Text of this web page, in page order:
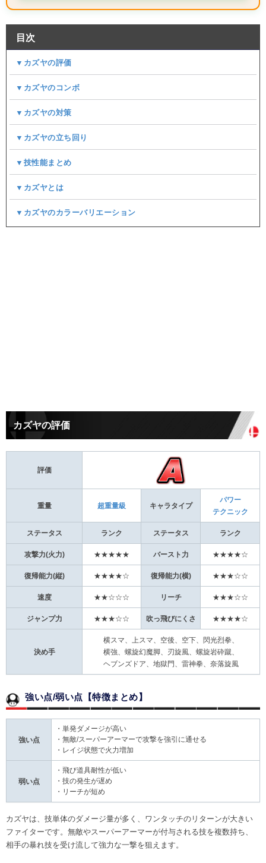
目次
▼カズヤの評価
▼カズヤのコンボ
▼カズヤの対策
▼カズヤの立ち回り
▼技性能まとめ
▼カズヤとは
▼カズヤのカラーバリエーション
カズヤの評価
評価
重量 超重量級 キャラタイプ
パワー
テクニック
ステータス ランク ステータス ランク
攻撃力(火力) ★★★★★ バースト力 ★★★★☆
復帰能力(縦) ★★★★☆ 復帰能力(横) ★★★☆☆
速度 ★★☆☆☆ リーチ ★★★☆☆
ジャンプ力 ★★★☆☆ 吹っ飛びにくさ ★★★★☆
決め手
横スマ、上スマ、空後、空下、閃光烈拳、
横強、螺旋幻魔脚、刃旋風、螺旋岩砕蹴、
ヘブンズドア、地獄門、雷神拳、奈落旋風
強い点/弱い点【特徴まとめ】
強い点
・単発ダメージが高い
・無敵/スーパーアーマーで攻撃を強引に通せる
・レイジ状態で火力増加
弱い点
・飛び道具耐性が低い
・技の発生が遅め
・リーチが短め
カズヤは、技単体のダメージ量が多く、ワンタッチのリターンが大きい
ファイターです。無敵やスーパーアーマーが付与される技を複数持ち、
相手の暴れ技を受け流して強力な一撃を狙えます。